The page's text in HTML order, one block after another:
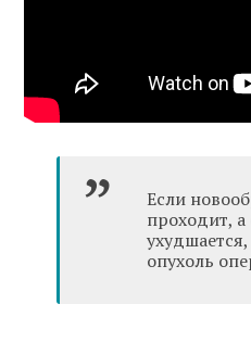
Если
проходит, а
опухоль